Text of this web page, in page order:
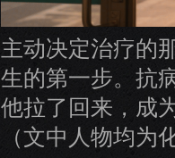
主动决定治疗的
生的第一步。抗
他拉了回来，成
（文中人物均为